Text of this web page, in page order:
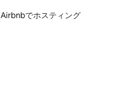
Airbnbでホスティング